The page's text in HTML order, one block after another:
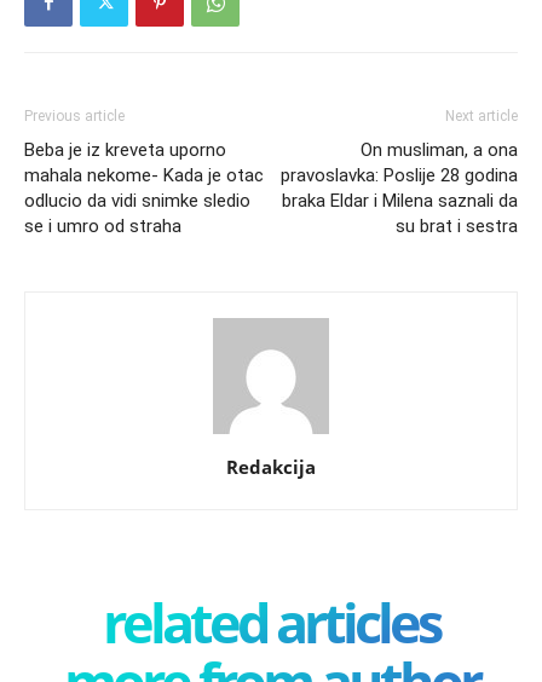
Previous article
Beba je iz kreveta uporno
mahala nekome- Kada je otac
odlucio da vidi snimke sledio
se i umro od straha
Next article
On musliman, a ona
pravoslavka: Poslije 28 godina
braka Eldar i Milena saznali da
su brat i sestra
Redakcija
related articles